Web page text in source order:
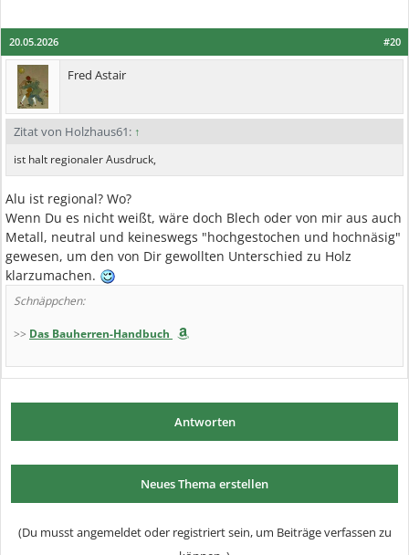
#20
20.05.2026
Fred Astair
Zitat von Holzhaus61: ↑
ist halt regionaler Ausdruck,
Alu ist regional? Wo?
Wenn Du es nicht weißt, wäre doch Blech oder von mir aus auch
Metall, neutral und keineswegs "hochgestochen und hochnäsig"
gewesen, um den von Dir gewollten Unterschied zu Holz
klarzumachen.
Schnäppchen:
>> Das Bauherren-Handbuch
Antworten
Neues Thema erstellen
(Du musst angemeldet oder registriert sein, um Beiträge verfassen zu